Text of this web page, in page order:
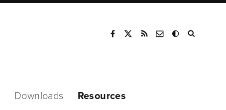
Downloads Resources